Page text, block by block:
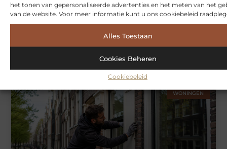
het tonen van gepersonaliseerde advertenties en het meten van het
van de website. Voor meer informatie kunt u ons cookiebeleid
Alles Toestaan
Cookies Beheren
Cookiebeleid
Symbiont360: Innovatieve EMS-training in Utrecht voor een
WONINGEN